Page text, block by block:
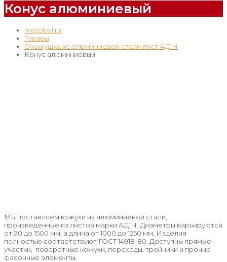
Конус алюминиевый
metobol.ru
Товары
Окожушка из алюминиевой стали лист АД1Н
Конус алюминиевый
Мы поставляем кожухи из алюминиевой стали,
произведенные из листов марки АД1Н. Диаметры варьируются
от 90 до 1500 мм, а длина от 1000 до 1250 мм. Изделия
полностью соответствуют ГОСТ 14918-80. Доступны прямые
участки, поворотные кожухи, переходы, тройники и прочие
фасонные элементы.